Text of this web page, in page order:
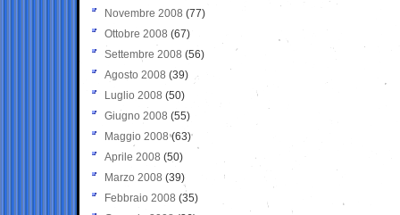
Novembre 2008 (77)
Ottobre 2008 (67)
Settembre 2008 (56)
Agosto 2008 (39)
Luglio 2008 (50)
Giugno 2008 (55)
Maggio 2008(63)
Aprile 2008 (50)
Marzo 2008 (39)
Febbraio 2008 (35)